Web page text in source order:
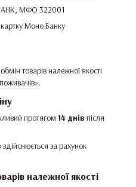
МФО 322001
картку Моно Банку
товарів належної якості
.
протягом 14 днів після
здійснюється за рахунок
належної якості